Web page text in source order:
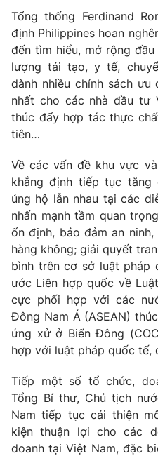
Cơ quan chủ quản:Đài Truyền
Cơ quan báo chí:Thời báo VTV
Giấy phép hoạt động báo in
cấp ngày 29/12/2023
Tổng Biên tập:Vũ Thanh Thủy
Phó Tổng Biên tập:Nguyễn Thị
Nguyễn Trọng Ninh
Ðiện thoại Thời báo VTV:
Email:toasoan@vtv.vn
Liên hệ quảng cáo:024-
® Cấm sao chép dưới mọi hình
thuận bằng văn bản. Ghi rõ
thông tin từ website này.
Tổng thống Ferdinand
định Philippines hoan
đến tìm hiểu, mở rộng
lượng tái tạo, y tế,
dành nhiều chính sách
nhất cho các nhà đầu tư
thúc đẩy hợp tác thực
tiên…
Về các vấn đề khu vực
khẳng định tiếp tục tăng
ủng hộ lẫn nhau tại các
nhấn mạnh tầm quan
ổn định, bảo đảm an
hàng không; giải quyết
bình trên cơ sở luật pháp
ước Liên hợp quốc về
cực phối hợp với các
Đông Nam Á (ASEAN)
ứng xử ở Biển Đông
hợp với luật pháp quốc tế,
Tiếp một số tổ chức,
Tổng Bí thư, Chủ tịch
Nam tiếp tục cải thiện
kiện thuận lợi cho các
doanh tại Việt Nam, đặc